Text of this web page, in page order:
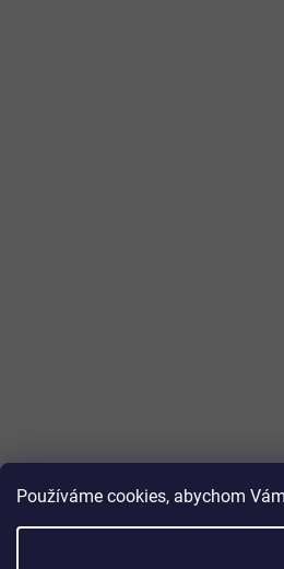
Používáme cookies, abychom